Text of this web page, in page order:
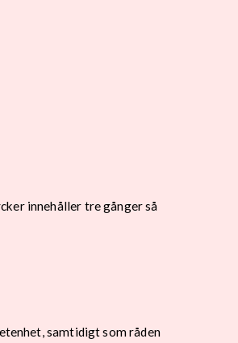
innehåller tre gånger så
samtidigt som råden